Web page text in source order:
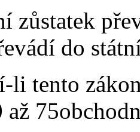
zůstatek
do
li tento